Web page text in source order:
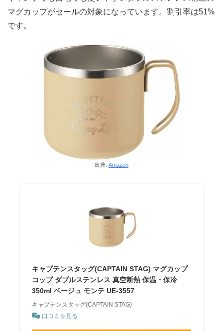
マグカップがセールの対象になっています。割引率は51%
です。
出典: Amazon
キャプテンスタッグ(CAPTAIN STAG) マグカップ
コップ ダブルステンレス 真空断熱 保温・保冷
350ml ベージュ モンテ UE-3557
キャプテンスタッグ(CAPTAIN STAG)
口コミを見る